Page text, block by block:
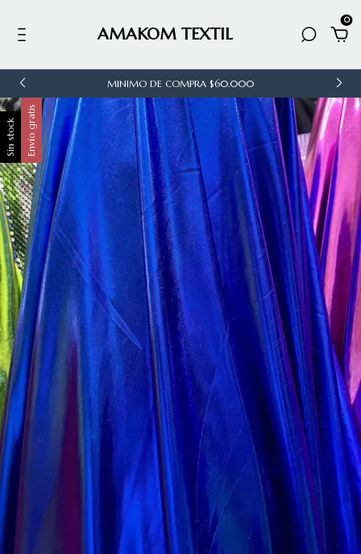
AMAKOM TEXTIL
0
MINIMO DE COMPRA $60.000
Sin stock Envío gratis